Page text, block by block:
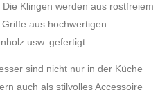
Die Klingen werden aus rostfreiem
aus hochwertigen
usw. gefertigt.
sind nicht nur in der Küche
auch als stilvolles Accessoire